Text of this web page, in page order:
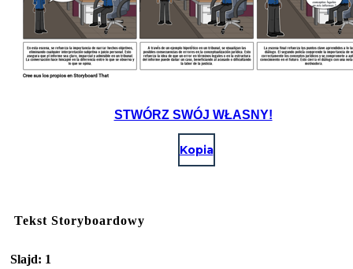
STWÓRZ SWÓJ WŁASNY!
Kopia
Tekst Storyboardowy
Slajd: 1